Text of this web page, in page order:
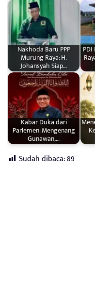
Nakhoda Baru PPP
Murung Raya: H.
Johansyah Siap…
Kabar Duka dari
Parlemen: Mengenang
Gunawan,…
Sudah dibaca:89